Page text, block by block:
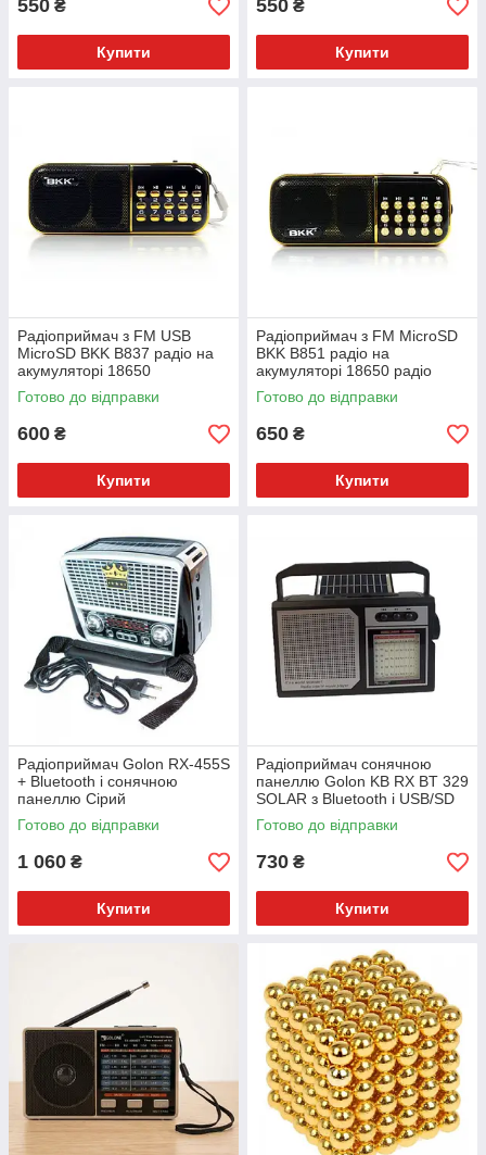
550 ₴
Купити
550 ₴
Купити
Радіоприймач з FM USB
MicroSD BKK B837 радіо на
акумуляторі 18650
Готово до відправки
600 ₴
Купити
Радіоприймач з FM MicroSD
BKK B851 радіо на
акумуляторі 18650 радіо
Готово до відправки
650 ₴
Купити
Радіоприймач Golon RX-455S
+ Bluetooth і сонячною
панеллю Сірий
Готово до відправки
1 060 ₴
Купити
Радіоприймач сонячною
панеллю Golon KB RX BT 329
SOLAR з Bluetooth і USB/SD
Готово до відправки
730 ₴
Купити